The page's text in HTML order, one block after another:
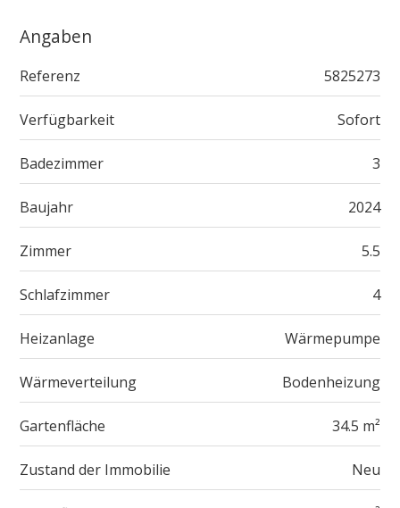
Angaben
Referenz 5825273
Verfügbarkeit Sofort
Badezimmer 3
Baujahr 2024
Zimmer 5.5
Schlafzimmer 4
Heizanlage Wärmepumpe
Wärmeverteilung Bodenheizung
Gartenfläche 34.5 m²
Zustand der Immobilie Neu